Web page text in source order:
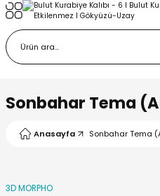
Sonbahar Tema
Anasayfa Sonbahar Tema
3D MORPHO
Geri Dön
Malzemeleri
Bas-Çek Kalıp
Geri Dön